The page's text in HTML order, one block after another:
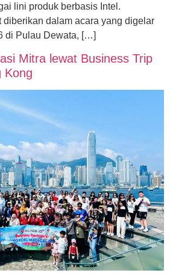
lini produk berbasis Intel.
diberikan dalam acara yang digelar
di Pulau Dewata, […]
Mitra lewat Business Trip
Kong